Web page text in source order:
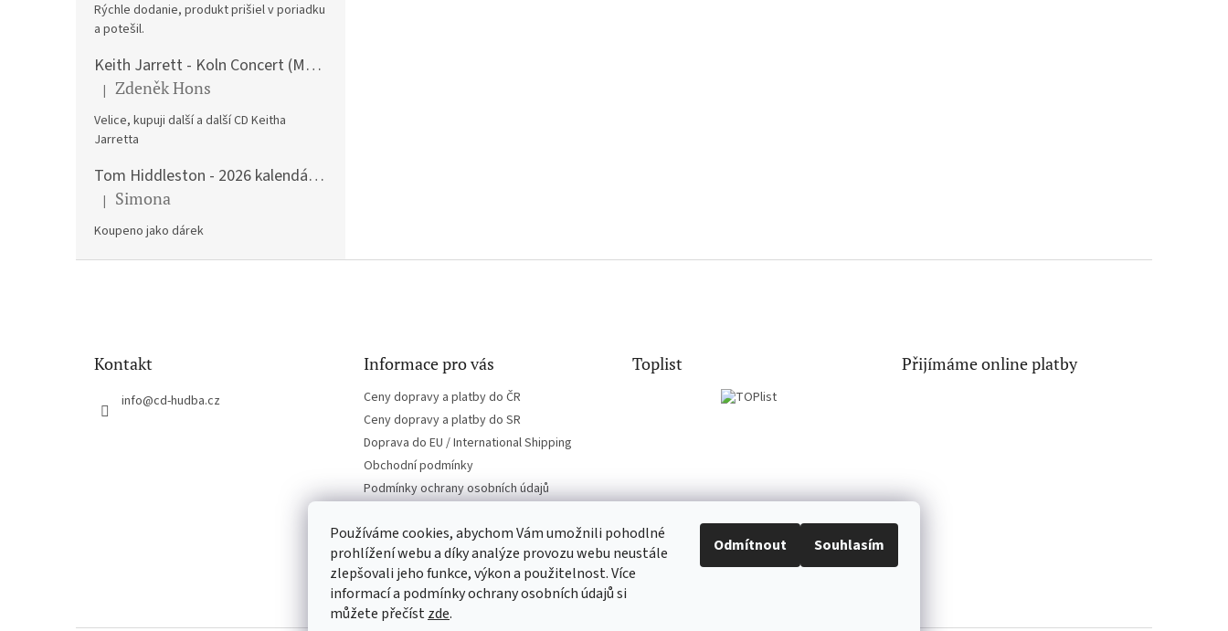
Používáme cookies, abychom Vám umožnili pohodlné
prohlížení webu a díky analýze provozu webu neustále
zlepšovali jeho funkce, výkon a použitelnost. Více
informací a podmínky ochrany osobních údajů si
můžete přečístzde.
Odmítnout Souhlasím
Rýchle dodanie, produkt prišiel v poriadku
a potešil.
Keith Jarrett - Koln Concert (Music CD)
Hodnocení produktu je 5 z 5 hvězdiček.
| Zdeněk Hons
Velice, kupuji další a další CD Keitha
Jarretta
Tom Hiddleston - 2026 kalendář A3
Hodnocení produktu je 5 z 5 hvězdiček.
| Simona
Koupeno jako dárek
Kontakt
info@cd-hudba.cz
Informace pro vás
Ceny dopravy a platby do ČR
Ceny dopravy a platby do SR
Doprava do EU / International Shipping
Obchodní podmínky
Podmínky ochrany osobních údajů
Toplist Přijímáme online platby
EN-filmy.cz CD-Soundtrack.cz